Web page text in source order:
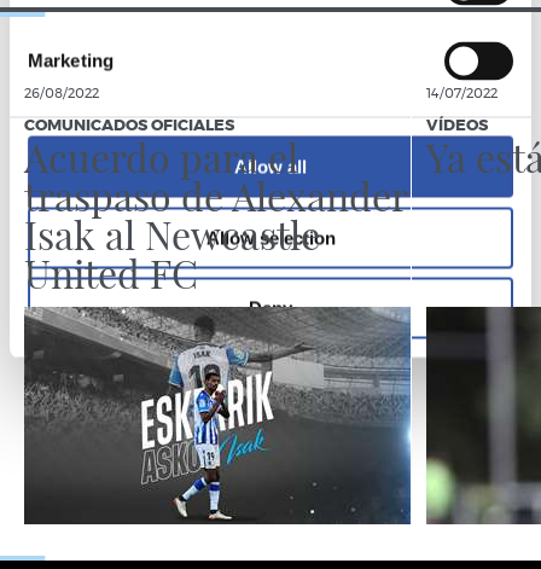
Marketing
Allow all
Allow selection
Deny
26/08/2022
COMUNICADOS OFICIALES
Acuerdo para el
traspaso de Alexander
Isak al Newcastle
United FC
14/07/2022
VÍDEOS
Ya